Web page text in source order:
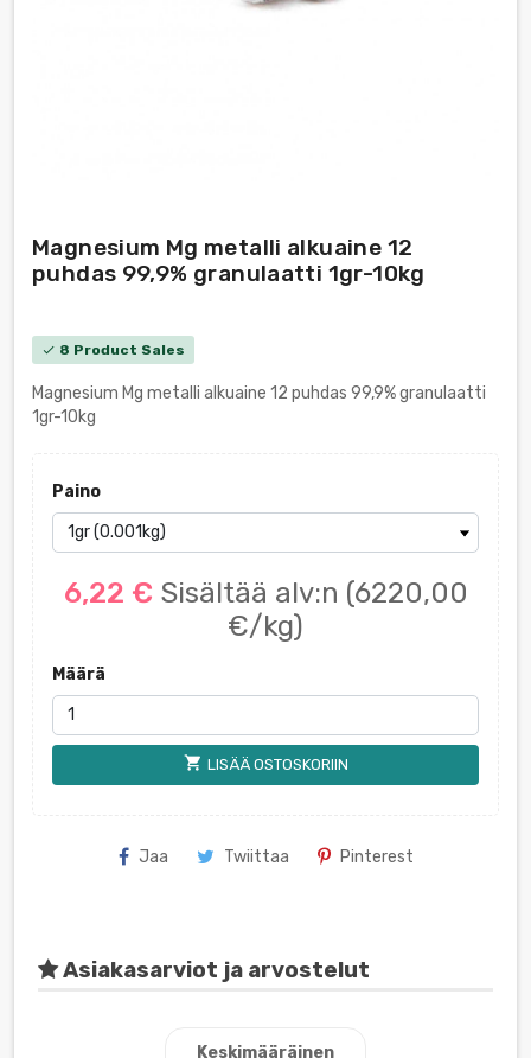
Magnesium Mg metalli alkuaine 12
puhdas 99,9% granulaatti 1gr-10kg
check 8 Product Sales
Magnesium Mg metalli alkuaine 12 puhdas 99,9% granulaatti
1gr-10kg
Paino
6,22 € Sisältää alv:n (6220,00
€/kg)
Määrä
shopping_cart LISÄÄ OSTOSKORIIN
Jaa Twiittaa Pinterest
Asiakasarviot ja arvostelut
Keskimääräinen